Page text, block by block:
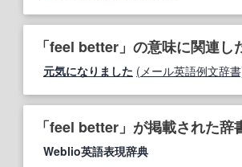
「feel better」の意味に関連し
元気になりました (メール英語例文辞
「feel better」が掲載された辞
Weblio英語表現辞典